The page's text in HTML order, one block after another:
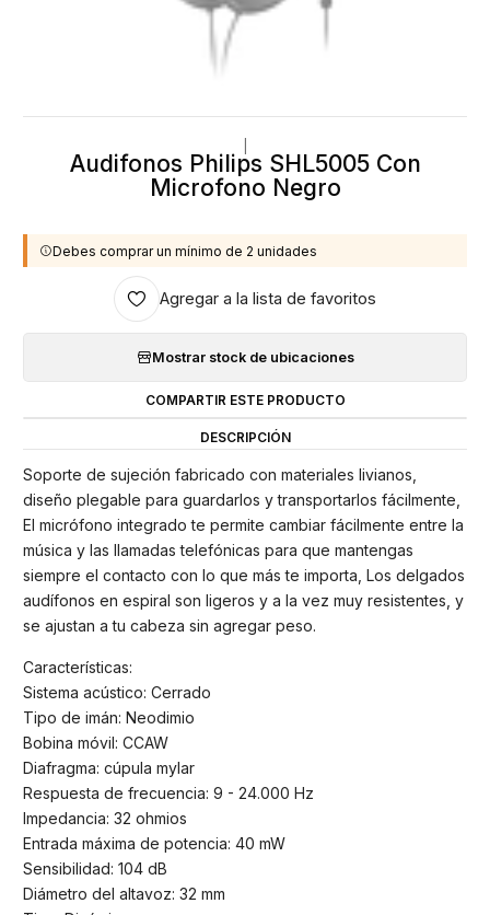
Audifonos Philips SHL5005 Con
Microfono Negro
Debes comprar un mínimo de 2 unidades
Agregar a la lista de favoritos
Mostrar stock de ubicaciones
COMPARTIR ESTE PRODUCTO
DESCRIPCIÓN
Soporte de sujeción fabricado con materiales livianos,
diseño plegable para guardarlos y transportarlos fácilmente,
El micrófono integrado te permite cambiar fácilmente entre la
música y las llamadas telefónicas para que mantengas
siempre el contacto con lo que más te importa, Los delgados
audífonos en espiral son ligeros y a la vez muy resistentes, y
se ajustan a tu cabeza sin agregar peso.
Características:
Sistema acústico: Cerrado
Tipo de imán: Neodimio
Bobina móvil: CCAW
Diafragma: cúpula mylar
Respuesta de frecuencia: 9 - 24.000 Hz
Impedancia: 32 ohmios
Entrada máxima de potencia: 40 mW
Sensibilidad: 104 dB
Diámetro del altavoz: 32 mm